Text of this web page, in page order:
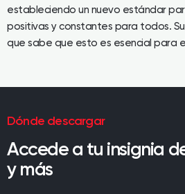
estableciendo un nuevo estándar
positivas y constantes para todos.
que sabe que esto es esencial para
Dónde descargar
Accede a tu insignia
y más